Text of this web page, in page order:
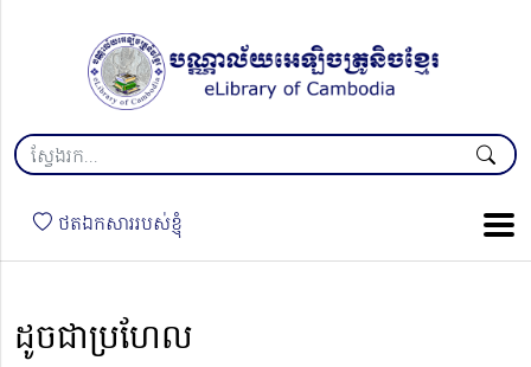
ថតឯកសាររបស់ខ្ញុំ
ដូចជាប្រហែល